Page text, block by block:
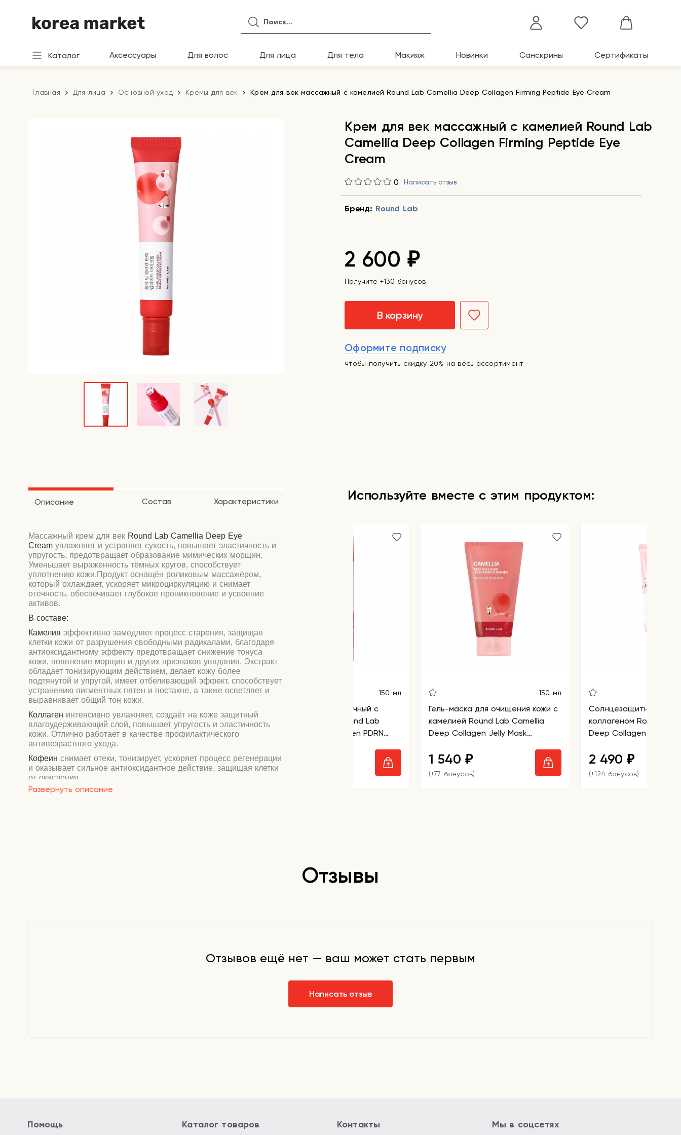
Каталог Аксессуары Для волос Для лица Для тела Макияж Новинки Санскрины Сертификаты
Главная Для лица Основной уход Кремы для век Крем для век массажный с камелией Round Lab Camellia Deep Collagen Firming Peptide Eye Cream
Крем для век массажный с камелией Round Lab
Camellia Deep Collagen Firming Peptide Eye
Cream
0 Написать отзыв
Бренд: Round Lab
2 600 ₽
Получите +130 бонусов
В корзину
Оформите подписку
чтобы получить скидку 20% на весь ассортимент
Описание Состав Характеристики
Развернуть описание
Массажный крем для век Round Lab Camellia Deep Eye
Cream увлажняет и устраняет сухость, повышает эластичность и
упругость, предотвращает образование мимических морщин.
Уменьшает выраженность тёмных кругов, способствует
уплотнению кожи.Продукт оснащён роликовым массажёром,
который охлаждает, ускоряет микроциркуляцию и снимает
отёчность, обеспечивает глубокое проникновение и усвоение
активов.
В составе:
Камелия эффективно замедляет процесс старения, защищая
клетки кожи от разрушения свободными радикалами, благодаря
антиоксидантному эффекту предотвращает снижение тонуса
кожи, появление морщин и других признаков увядания. Экстракт
обладает тонизирующим действием, делает кожу более
подтянутой и упругой, имеет отбеливающий эффект, способствует
устранению пигментных пятен и постакне, а также осветляет и
выравнивает общий тон кожи.
Коллаген интенсивно увлажняет, создаёт на коже защитный
влагоудерживающий слой, повышает упругость и эластичность
кожи. Отлично работает в качестве профилактического
антивозрастного ухода.
Кофеин снимает отеки, тонизирует, ускоряет процесс регенерации
и оказывает сильное антиоксидантное действие, защищая клетки
от окисления.
Пептидыстимулируют выработку собственного коллагена,
Используйте вместе с этим продуктом:
150 мл
Тонер для лица молочный с
ПДРН и камелией Round Lab
Camellia Deep Collagen PDRN
2 290
150 мл
Гель-маска для очищения кожи c
камелией Round Lab Camellia
Deep Collagen Jelly Mask
1 540 ₽
(+77 бонусов)
Солнцезащитная
коллагеном Round Lab
Deep Collagen Firming
2 490 ₽
(+124 бонусов)
Отзывы
Отзывов ещё нет — ваш может стать первым
Написать отзыв
Помощь Каталог товаров Контакты Мы в соцсетях